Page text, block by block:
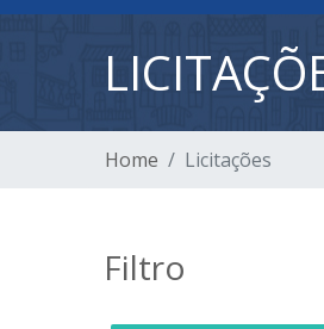
Home Licitações
Filtro